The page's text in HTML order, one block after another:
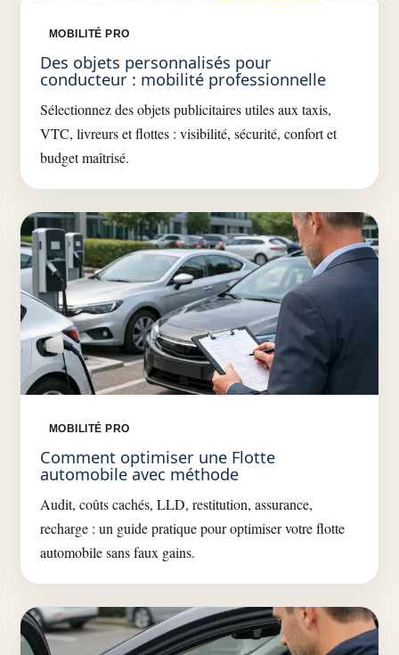
MOBILITÉ PRO
Des objets personnalisés pour
conducteur : mobilité professionnelle
Sélectionnez des objets publicitaires utiles aux taxis,
VTC, livreurs et flottes : visibilité, sécurité, confort et
budget maîtrisé.
MOBILITÉ PRO
Comment optimiser une Flotte
automobile avec méthode
Audit, coûts cachés, LLD, restitution, assurance,
recharge : un guide pratique pour optimiser votre flotte
automobile sans faux gains.